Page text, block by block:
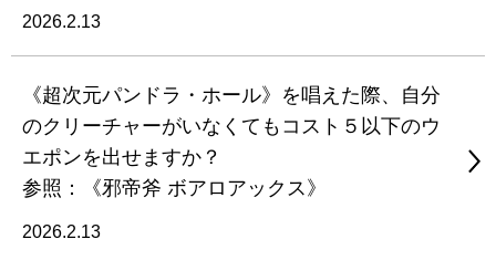
2026.2.13
《超次元パンドラ・ホール》を唱えた際、自分
のクリーチャーがいなくてもコスト５以下のウ
エポンを出せますか？
参照：《邪帝斧 ボアロアックス》
2026.2.13